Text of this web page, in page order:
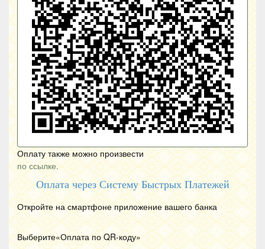
Оплату также можно произвести
по ссылке.
Оплата через Систему Быстрых Платежей
Откройте на смартфоне приложение вашего банка
Выберите«Оплата по QR-коду»